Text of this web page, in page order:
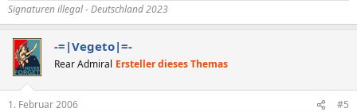
Signaturen illegal - Deutschland 2023
-=|Vegeto|=-
Rear Admiral Ersteller dieses Themas
1. Februar 2006 #5